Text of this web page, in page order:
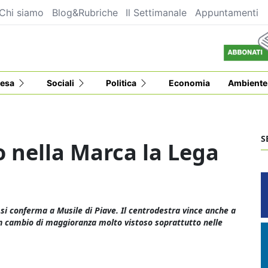
siamo Blog&Rubriche Il Settimanale Appuntamenti
Sociali Politica Economia Ambiente
Marca la Lega
conferma a Musile di Piave. Il centrodestra vince anche a
cambio di maggioranza molto vistoso soprattutto nelle